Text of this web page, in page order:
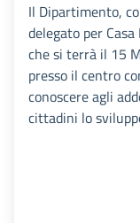
Il Dipartimento,
delegato per
che si terrà il 15
presso il centro
conoscere agli
cittadini lo